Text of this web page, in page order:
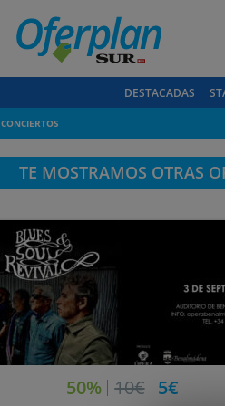
DESTACADAS
CONCIERTOS
TE MOSTRAMOS OTRAS
50% 10€ 5€